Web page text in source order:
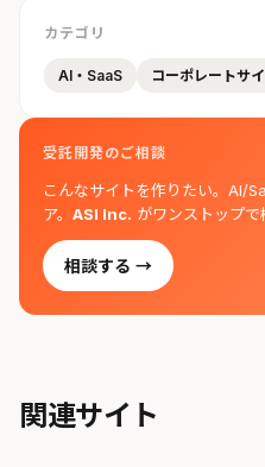
カテゴリ
AI・SaaS コーポレートサ
受託開発のご相談
こんなサイトを作りたい。AI/
ア。 ASI Inc. がワンストップで
相談する →
関連サイト